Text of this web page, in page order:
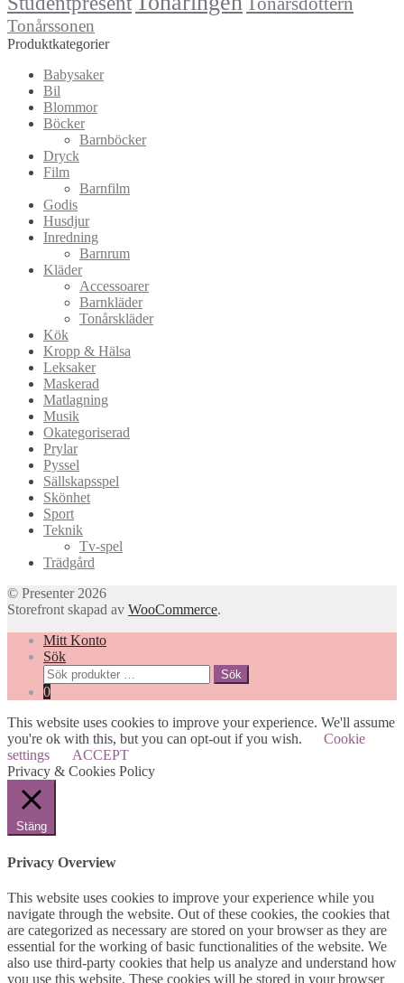
Tonårssonen
Produktkategorier
Babysaker
Bil
Blommor
Böcker
Barnböcker
Dryck
Film
Barnfilm
Godis
Husdjur
Inredning
Barnrum
Kläder
Accessoarer
Barnkläder
Tonårskläder
Kök
Kropp & Hälsa
Leksaker
Maskerad
Matlagning
Musik
Okategoriserad
Prylar
Pyssel
Sällskapsspel
Skönhet
Sport
Teknik
Tv-spel
Trädgård
© Presenter 2026
Storefront skapad av WooCommerce.
Mitt Konto
Sök
Sök
efter:
Sök
0
This website uses cookies to improve your experience. We'll assume
you're ok with this, but you can opt-out if you wish.
Cookie
settings
ACCEPT
Privacy & Cookies Policy
Stäng
Privacy Overview
This website uses cookies to improve your experience while you
navigate through the website. Out of these cookies, the cookies that
are categorized as necessary are stored on your browser as they are
essential for the working of basic functionalities of the website. We
also use third-party cookies that help us analyze and understand how
you use this website. These cookies will be stored in your browser